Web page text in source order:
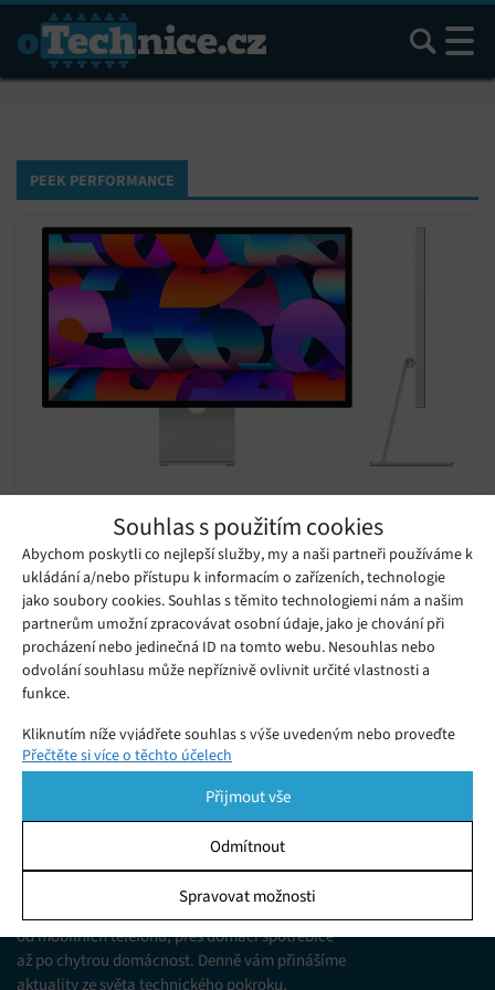
Souhlas s použitím cookies
Abychom poskytli co nejlepší služby, my a naši partneři používáme k
ukládání a/nebo přístupu k informacím o zařízeních, technologie
jako soubory cookies. Souhlas s těmito technologiemi nám a našim
partnerům umožní zpracovávat osobní údaje, jako je chování při
procházení nebo jedinečná ID na tomto webu. Nesouhlas nebo
odvolání souhlasu může nepříznivě ovlivnit určité vlastnosti a
funkce.
Kliknutím níže vyjádřete souhlas s výše uvedeným nebo proveďte
podrobnější rozhodnutí. Vaše volby budou použity pouze na tomto
pomocí přepínačů v Zásadách cookies nebo kliknutím na tlačítko
Spravovat souhlas ve spodní části obrazovky.
Ukládání a/nebo přístup k informacím v zařízení, Porozumění
publiku prostřednictvím statistik nebo kombinací údajů z
různých zdrojů.
Přečtěte si více o těchto účelech
Přijmout vše
Odmítnout
Spravovat možnosti
Hledat
PEEK PERFORMANCE
LED verzi monitoru Studio Display
Čtvrtek 10. 03. 2022 Samuel
V rámci akce Peek Performance představila společnost Apple
nový externí monitor s názvem Apple Studio Display.
Jsme web zajímající se o technologické novinky
od mobilních telefonů, přes domácí spotřebiče
až po chytrou domácnost. Denně vám přinášíme
aktuality ze světa technického pokroku,